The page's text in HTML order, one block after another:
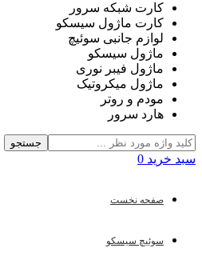
کارت شبکه سرور
کارت ماژول سیسکو
لوازم جانبی سوئیچ
ماژول سیسکو
ماژول فیبر نوری
ماژول میکروتیک
مودم و روتر
هارد سرور
جستجو
سبد خرید 0
صفحه نخست
سوئیچ سیسکو